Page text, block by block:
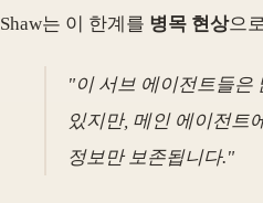
Shaw는 이 한계를 병목 현상으
"이 서브 에이전트들은
있지만, 메인 에이전트
정보만 보존됩니다."